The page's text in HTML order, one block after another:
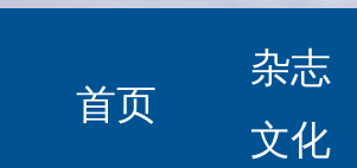
首页
杂志
文化